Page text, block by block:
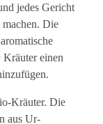
jedes Gericht
machen. Die
Kräuter einen
Kräuter. Die
aus Ur-